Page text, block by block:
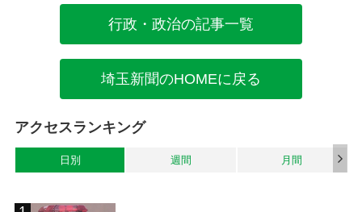
行政・政治の記事一覧
埼玉新聞のHOMEに戻る
アクセスランキング
日別 週間 月間